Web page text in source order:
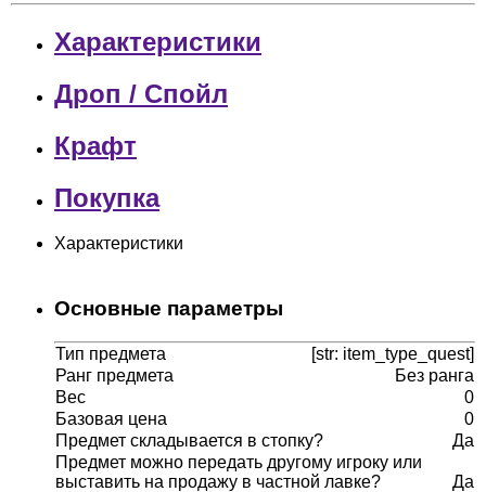
Характеристики
Дроп / Спойл
Крафт
Покупка
Характеристики
Основные параметры
Тип предмета
[str: item_type_quest]
Ранг предмета
Без ранга
Вес
0
Базовая цена
0
Предмет складывается в стопку?
Да
Предмет можно передать другому игроку или
выставить на продажу в частной лавке?
Да